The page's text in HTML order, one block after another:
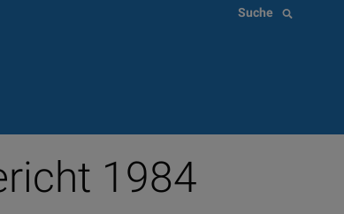
Suche
1984